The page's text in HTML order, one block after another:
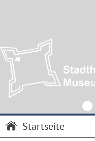
Startseite